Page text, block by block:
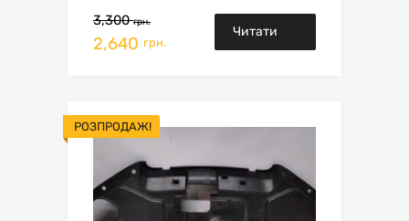
3,300грн.
2,640 грн.
Читати
РОЗПРОДАЖ!